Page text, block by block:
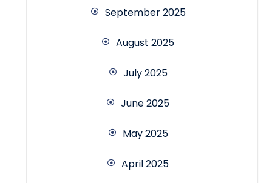
September 2025
August 2025
July 2025
June 2025
May 2025
April 2025